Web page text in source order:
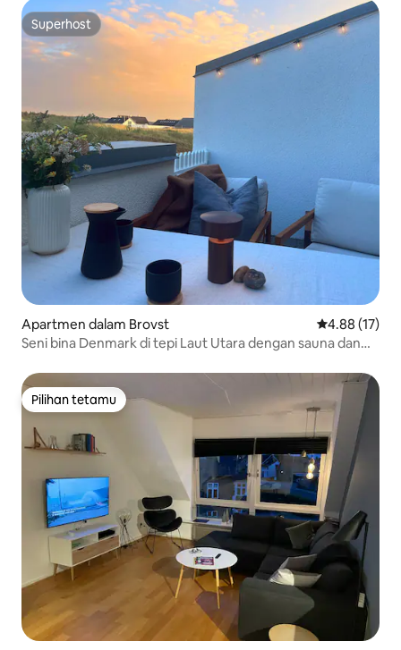
Superhost
Superhost
Apartmen dalam Brovst Penarafan
4.88 (17)
Seni bina Denmark di tepi Laut Utara dengan sauna dan
Pilihan tetamu
Pilihan tetamu